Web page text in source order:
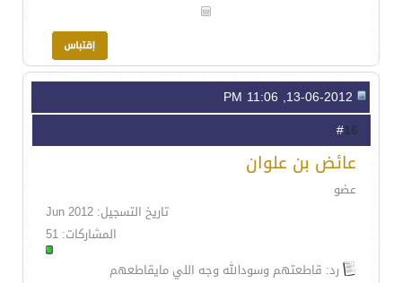
16
عائض بن علوان
عضو
تاريخ التسجيل: Jun 2012
المشاركات: 51
رد: قاطعتهم وسودالله وجه اللي مايقاطعهم